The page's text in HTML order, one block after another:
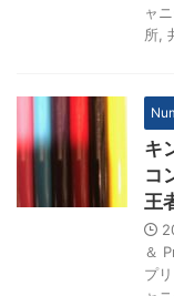
ャ
所
キ
コ
王
＆
プ